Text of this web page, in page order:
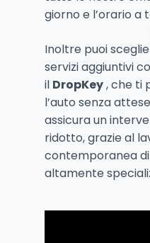
giorno e l’orario a
Inoltre puoi
servizi aggiuntivi
il DropKey, che ti
l’auto senza
assicura un
ridotto, grazie al
contemporanea
altamente